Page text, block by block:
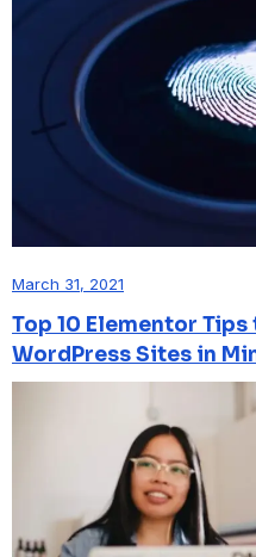
March 31, 2021
Top 10 Elementor
WordPress Sites in